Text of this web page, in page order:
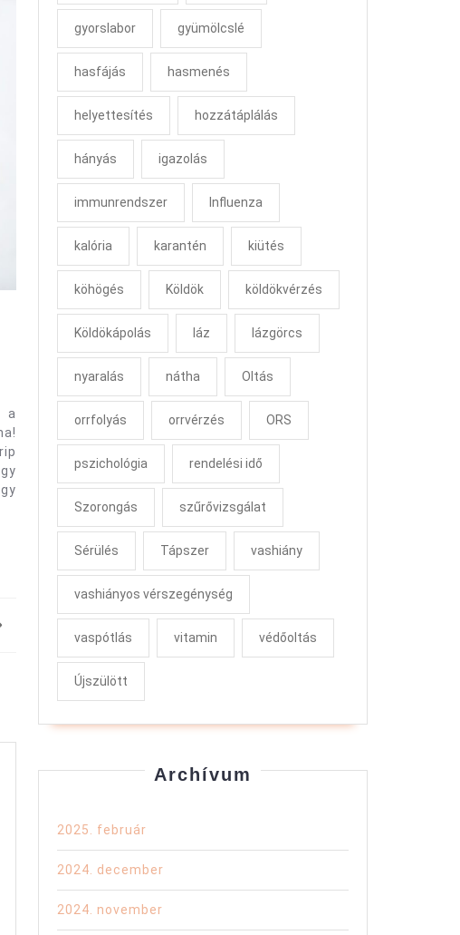
a
gyorslabor gyümölcslé
hasfájás hasmenés
helyettesítés hozzátáplálás
hányás igazolás
immunrendszer Influenza
kalória karantén kiütés
köhögés Köldök köldökvérzés
Köldökápolás láz lázgörcs
nyaralás nátha Oltás
orrfolyás orrvérzés ORS
pszichológia rendelési idő
Szorongás szűrővizsgálat
Sérülés Tápszer vashiány
vashiányos vérszegénység
vaspótlás vitamin védőoltás
Újszülött
Archívum
2025. február
2024. december
2024. november